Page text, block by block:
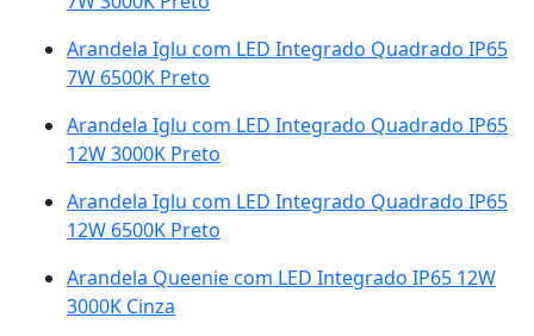
Arandela Iglu com LED Integrado Quadrado IP65
7W 6500K Preto
Arandela Iglu com LED Integrado Quadrado IP65
12W 3000K Preto
Arandela Iglu com LED Integrado Quadrado IP65
12W 6500K Preto
Arandela Queenie com LED Integrado IP65 12W
3000K Cinza